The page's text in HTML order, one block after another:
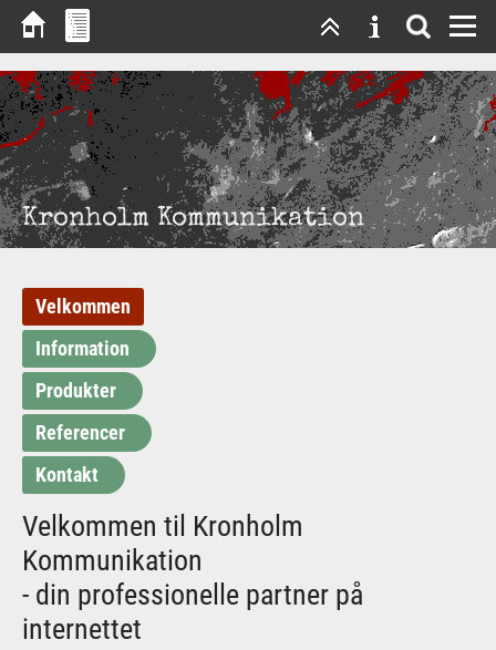
Kronholm Kommunikation
Velkommen
Information
Produkter
Referencer
Kontakt
Velkommen til Kronholm
Kommunikation
- din professionelle partner på
internettet